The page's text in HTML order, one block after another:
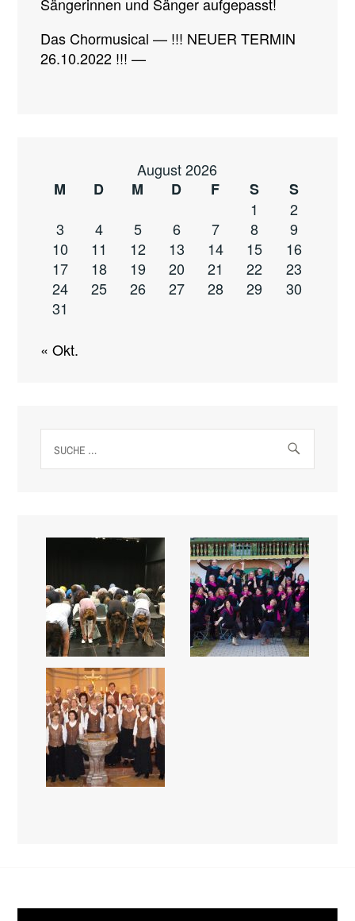
Sängerinnen und Sänger aufgepasst!
Das Chormusical — !!! NEUER TERMIN
26.10.2022 !!! —
August 2026
M
D M D F S
S
1
2
3
4 5 6 7 8
9
10
11 12 13 14 15
16
17
18 19 20 21 22
23
24
25 26 27 28 29
30
31
« Okt.
nach: